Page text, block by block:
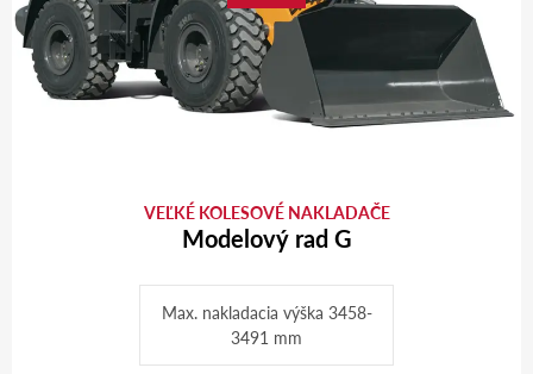
VEĽKÉ KOLESOVÉ NAKLADAČE
Modelový rad G
Max. nakladacia výška 3458-
3491 mm